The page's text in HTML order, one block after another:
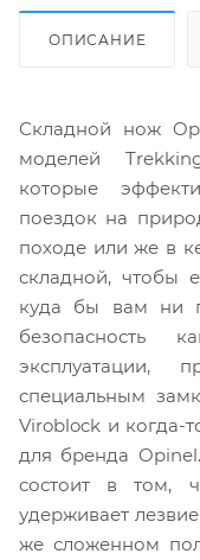
ОПИСАНИЕ
Складной нож
моделей
которые
поездок на
походе или же в
складной, чтобы
куда бы вам ни
безопасность
эксплуатации,
специальным
Viroblock и когда-
для бренда
состоит в том,
удерживает
же сложенном